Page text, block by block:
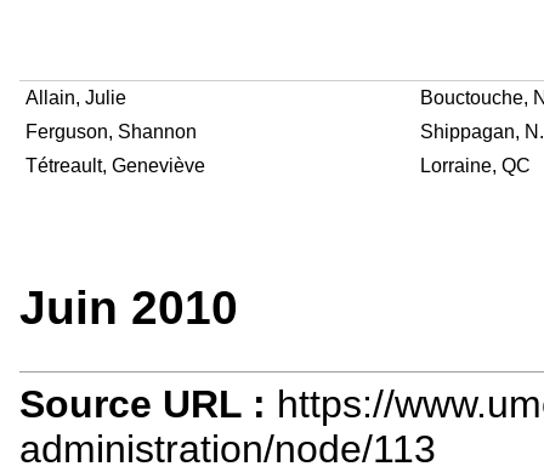
Allain, Julie
Bouctouche,
Ferguson, Shannon
Shippagan,
Tétreault, Geneviève
Lorraine, QC
Juin 2010
Source URL : https://
administration/node/113